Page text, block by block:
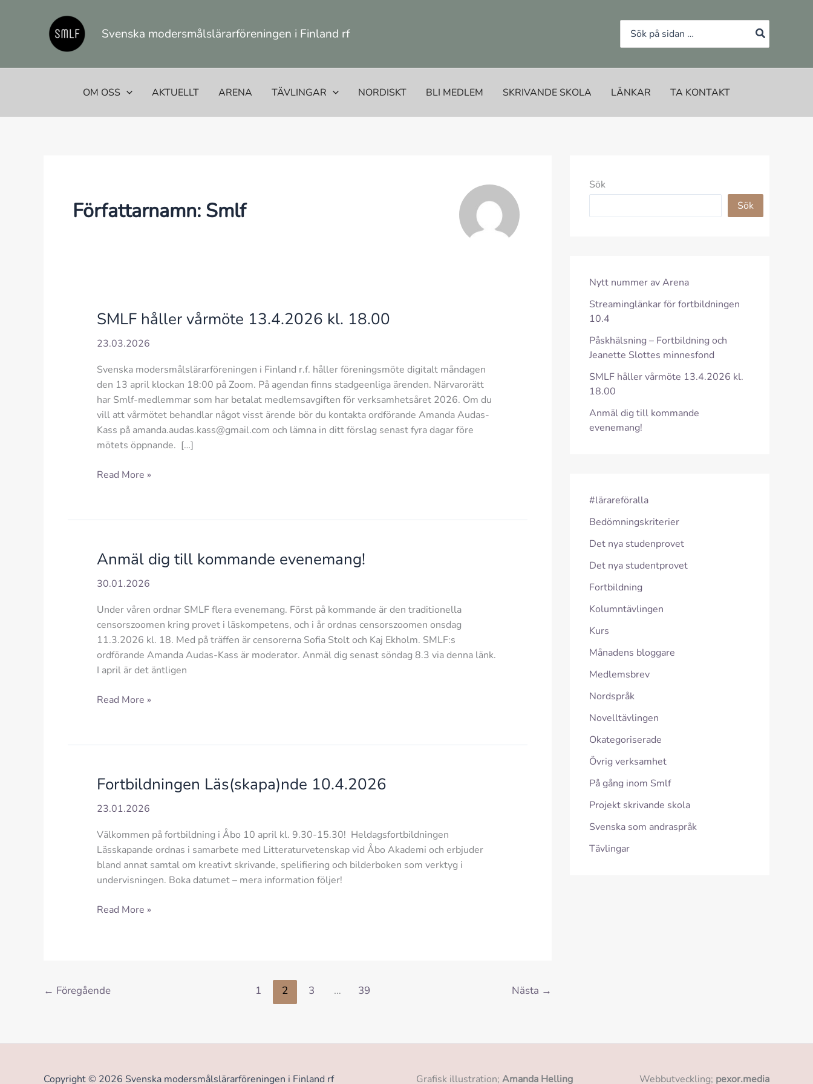
Svenska modersmålslärarföreningen i Finland rf
Search
for:
OM OSS AKTUELLT ARENA TÄVLINGAR NORDISKT BLI MEDLEM SKRIVANDE SKOLA LÄNKAR TA KONTAKT
Författarnamn: Smlf
SMLF håller vårmöte 13.4.2026 kl. 18.00
23.03.2026
Svenska modersmålslärarföreningen i Finland r.f. håller föreningsmöte digitalt måndagen
den 13 april klockan 18:00 på Zoom. På agendan finns stadgeenliga ärenden. Närvarorätt
har Smlf-medlemmar som har betalat medlemsavgiften för verksamhetsåret 2026. Om du
vill att vårmötet behandlar något visst ärende bör du kontakta ordförande Amanda Audas-
Kass på amanda.audas.kass@gmail.com och lämna in ditt förslag senast fyra dagar före
mötets öppnande. […]
SMLF
13.4.2026
18.00
Read More »
Anmäl dig till kommande evenemang!
30.01.2026
Under våren ordnar SMLF flera evenemang. Först på kommande är den traditionella
censorszoomen kring provet i läskompetens, och i år ordnas censorszoomen onsdag
11.3.2026 kl. 18. Med på träffen är censorerna Sofia Stolt och Kaj Ekholm. SMLF:s
ordförande Amanda Audas-Kass är moderator. Anmäl dig senast söndag 8.3 via denna länk.
I april är det äntligen
Anmäl
kommande
Read More »
Fortbildningen Läs(skapa)nde 10.4.2026
23.01.2026
Välkommen på fortbildning i Åbo 10 april kl. 9.30-15.30! Heldagsfortbildningen
Lässkapande ordnas i samarbete med Litteraturvetenskap vid Åbo Akademi och erbjuder
bland annat samtal om kreativt skrivande, spelifiering och bilderboken som verktyg i
undervisningen. Boka datumet – mera information följer!
Fortbildningen
Read More »
← Föregående 1 2 3 … 39 Nästa →
Sök
Sök
Nytt nummer av Arena
Streaminglänkar för fortbildningen
10.4
Påskhälsning – Fortbildning och
Jeanette Slottes minnesfond
SMLF håller vårmöte 13.4.2026 kl.
18.00
Anmäl dig till kommande
evenemang!
#lärareföralla
Bedömningskriterier
Det nya studenprovet
Det nya studentprovet
Fortbildning
Kolumntävlingen
Kurs
Månadens bloggare
Medlemsbrev
Nordspråk
Novelltävlingen
Okategoriserade
Övrig verksamhet
På gång inom Smlf
Projekt skrivande skola
Svenska som andraspråk
Tävlingar
Copyright © 2026 Svenska modersmålslärarföreningen i Finland rf Grafisk illustration; Amanda Helling Webbutveckling; pexor.media